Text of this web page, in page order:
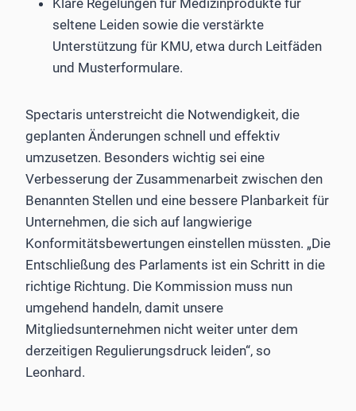
seltene Leiden sowie die verstärkte
Unterstützung für KMU, etwa durch Leitfäden
und Musterformulare.
Spectaris unterstreicht die Notwendigkeit, die
geplanten Änderungen schnell und effektiv
umzusetzen. Besonders wichtig sei eine
Verbesserung der Zusammenarbeit zwischen den
Benannten Stellen und eine bessere Planbarkeit für
Unternehmen, die sich auf langwierige
Konformitätsbewertungen einstellen müssten. „Die
Entschließung des Parlaments ist ein Schritt in die
richtige Richtung. Die Kommission muss nun
umgehend handeln, damit unsere
Mitgliedsunternehmen nicht weiter unter dem
derzeitigen Regulierungsdruck leiden“, so
Leonhard.